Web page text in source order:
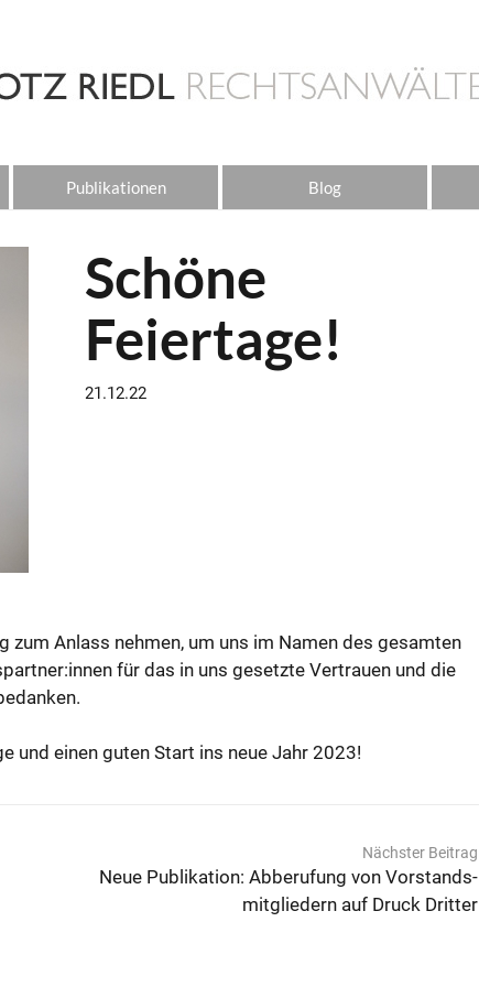
Publikationen Blog
Schöne
Feiertage!
21.12.22
Anlass nehmen, um uns im Namen des gesamten
für das in uns gesetzte Vertrauen und die
und einen guten Start ins neue Jahr 2023!
Nächster Beitrag
Neue Publikation: Abberufung von Vorstands-
mitgliedern auf Druck Dritter